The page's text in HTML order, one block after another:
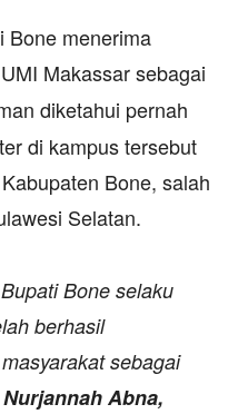
Bone menerima
Makassar sebagai
diketahui pernah
di kampus tersebut
Bone, salah
Selatan.
Bone selaku
berhasil
sebagai
Abna,